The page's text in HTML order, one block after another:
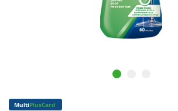
MultiPlusCard